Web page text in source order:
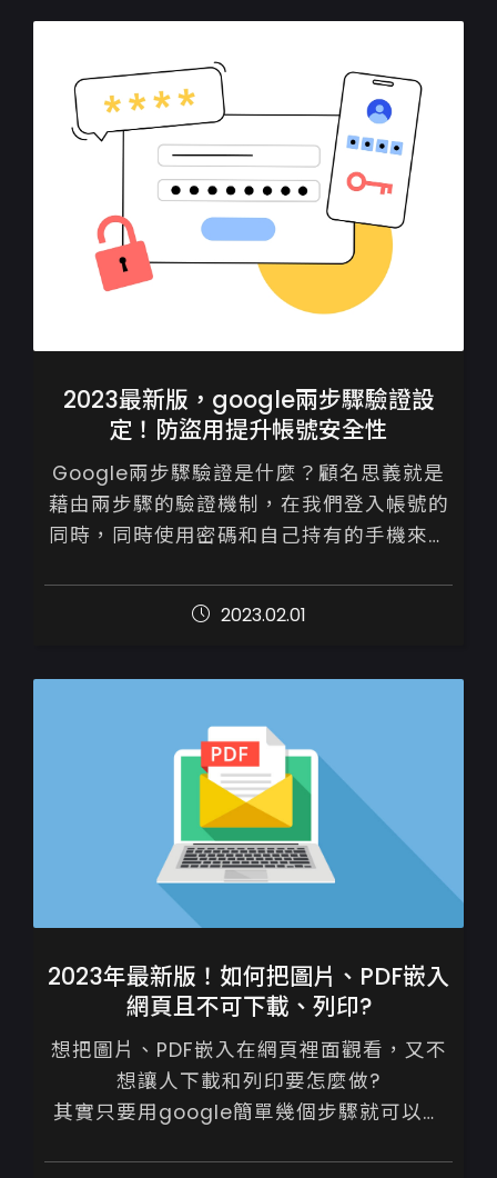
2023最新版，google兩步驟驗證設
定！防盜用提升帳號安全性
Google兩步驟驗證是什麼？顧名思義就是
藉由兩步驟的驗證機制，在我們登入帳號的
同時，同時使用密碼和自己持有的手機來確
2023.02.01
2023年最新版！如何把圖片、PDF嵌入
網頁且不可下載、列印?
想把圖片、PDF嵌入在網頁裡面觀看，又不
想讓人下載和列印要怎麼做?
其實只要用google簡單幾個步驟就可以做